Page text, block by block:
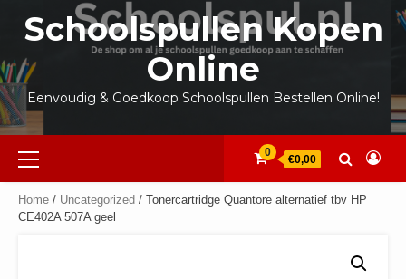
inhoud
Schoolspullen Kopen
Online
Eenvoudig & Goedkoop Schoolspullen Bestellen Online!
Primair
menu
0
€0,00
Home / Uncategorized / Tonercartridge Quantore alternatief tbv HP
CE402A 507A geel